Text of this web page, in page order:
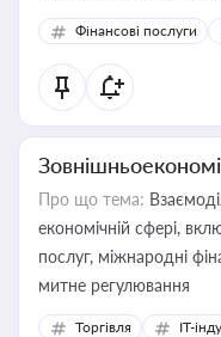
Фінансові послуги
Про що тема:
економічній сфері,
послуг, міжнародні
митне регулювання
Торгівля
IT-